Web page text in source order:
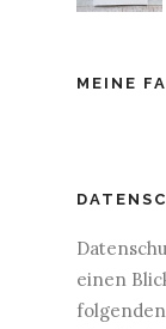
MEINE
einen